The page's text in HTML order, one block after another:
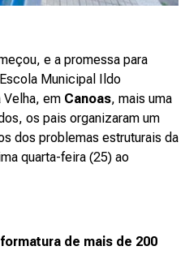
e a promessa para
Municipal Ildo
Velha, em Canoas, mais uma
os pais organizaram um
dos problemas estruturais da
quarta-feira (25) ao
de mais de 200